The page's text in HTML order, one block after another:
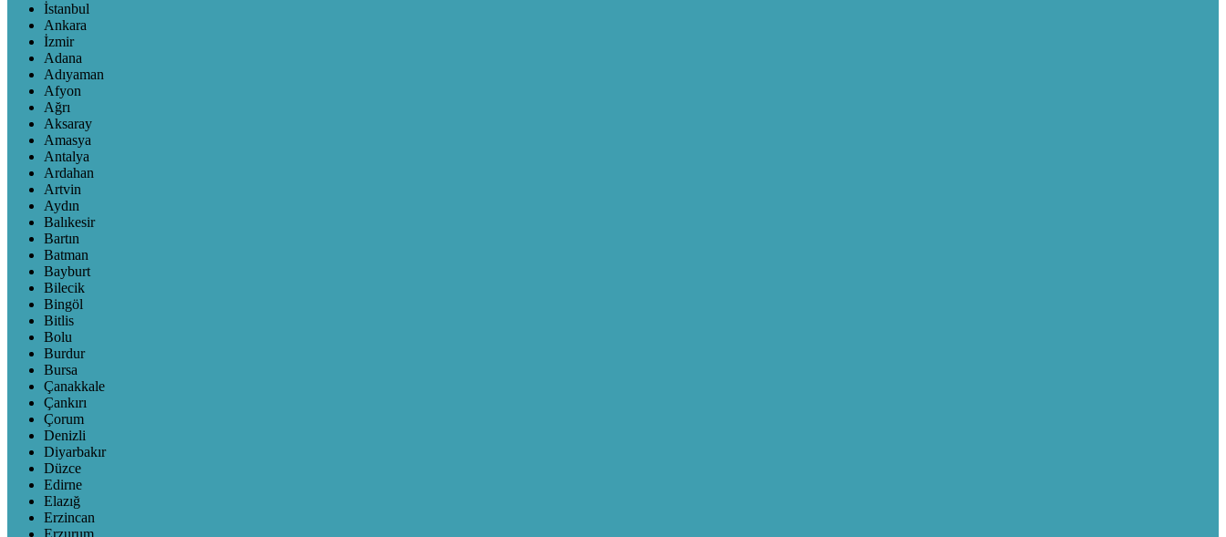
İstanbul
Ankara
İzmir
Adana
Adıyaman
Afyon
Ağrı
Aksaray
Amasya
Antalya
Ardahan
Artvin
Aydın
Balıkesir
Bartın
Batman
Bayburt
Bilecik
Bingöl
Bitlis
Bolu
Burdur
Bursa
Çanakkale
Çankırı
Çorum
Denizli
Diyarbakır
Düzce
Edirne
Elazığ
Erzincan
Erzurum